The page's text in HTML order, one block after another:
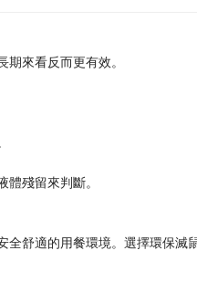
來看反而更有效。
殘留來判斷。
全舒適的用餐環境。選擇環保滅